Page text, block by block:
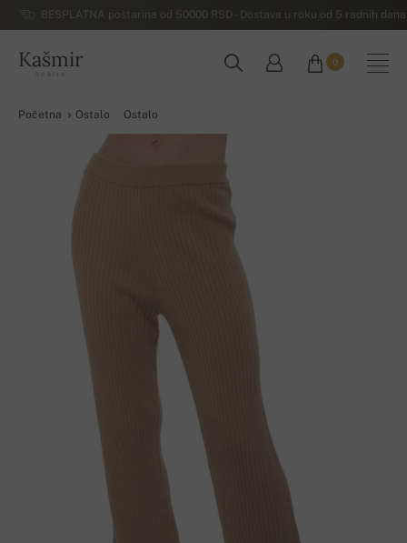
BESPLATNA poštarina od 50000 RSD - Dostava u roku od 5 radnih
Kašmir
SRBIJA
0
Početna Ostalo Ostalo